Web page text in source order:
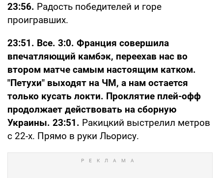
23:56. Радость победителей и горе
проигравших.
23:51. Все. 3:0. Франция совершила
впечатляющий камбэк, переехав нас во
втором матче самым настоящим катком.
"Петухи" выходят на ЧМ, а нам остается
только кусать локти. Проклятие плей-офф
продолжает действовать на сборную
Украины. 23:51. Ракицкий выстрелил метров
с 22-х. Прямо в руки Льорису.